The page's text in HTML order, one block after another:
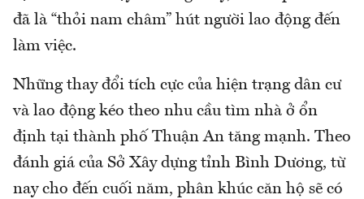
đã là “thỏi nam châm” hút người lao động đến
làm việc.
Những thay đổi tích cực của hiện trạng dân cư
và lao động kéo theo nhu cầu tìm nhà ở ổn
định tại thành phố Thuận An tăng mạnh. Theo
đánh giá của Sở Xây dựng tỉnh Bình Dương, từ
nay cho đến cuối năm, phân khúc căn hộ sẽ có